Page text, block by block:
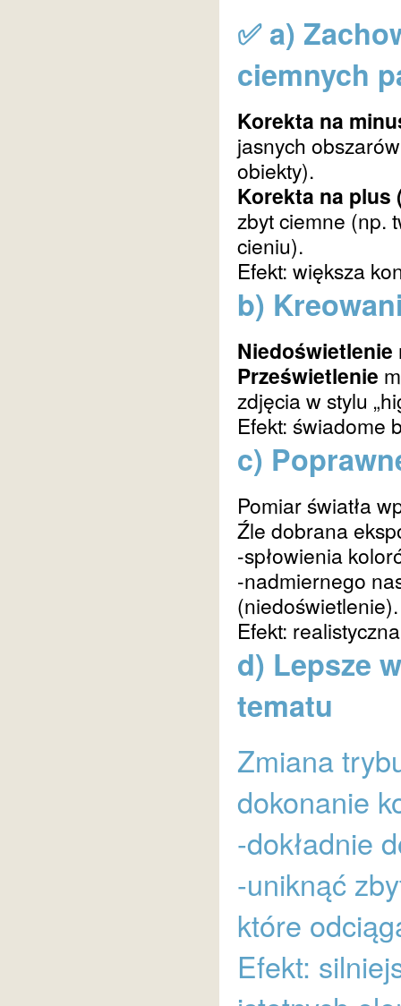
✅ a)
ciemnych
Korekta na
jasnych
obiekty).
Korekta na plus
zbyt ciemne (np.
cieniu).
Efekt: większa
b)
Niedoświetlenie
Prześwietlenie
zdjęcia w stylu
Efekt: świadome
c)
Pomiar światła
Źle dobrana
-spłowienia
-nadmiernego
(niedoświetlenie).
Efekt:
d) Lepsze
tematu
Zmiana
dokonanie
-dokładnie
-uniknąć
które
Efekt: